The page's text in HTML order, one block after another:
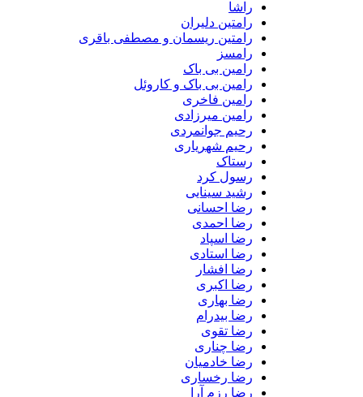
رامتین دلیران
رامتین ریسمان و مصطفی باقری
رامین بی باک
رامین بی باک و کاروئل
رامین فاخری
رامین میرزادی
رحیم جوانمردی
رحیم شهریاری
رستاک
رسول کرد
رشید سینایی
رضا احسانی
رضا احمدی
رضا اسپاد
رضا استادی
رضا افشار
رضا اکبری
رضا بهاری
رضا بیدرام
رضا تقوی
رضا چناری
رضا خادمیان
رضا رخساری
رضا رزم آرا